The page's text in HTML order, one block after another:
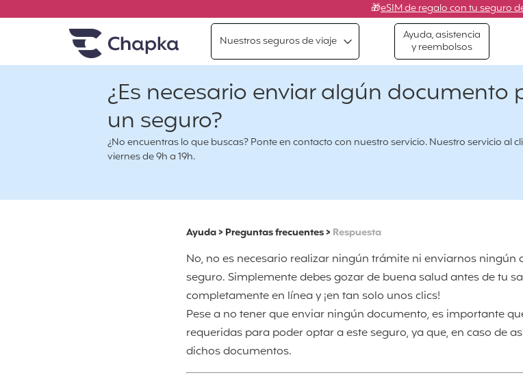
Chapka Seguros de viaje 🎁eSIM de regalo con tu seguro
Nuestros seguros de viaje
Ayuda, asistencia
y reembolsos
¿Es necesario enviar algún documento
un seguro?
¿No encuentras lo que buscas? Ponte en contacto con nuestro servicio. Nuestro servicio al
viernes de 9h a 19h.
Ayuda> Preguntas frecuentes> Respuesta
No, no es necesario realizar ningún trámite ni enviarnos
seguro. Simplemente debes gozar de buena salud antes de tu
completamente en línea y ¡en tan solo unos clics!
Pese a no tener que enviar ningún documento, es importante
requeridas para poder optar a este seguro, ya que, en caso de
dichos documentos.